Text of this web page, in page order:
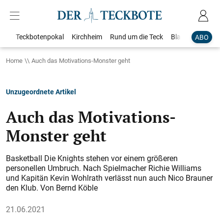
ABO
Teckbotenpokal Kirchheim Rund um die Teck Blaulicht
Home Auch das Motivations-Monster geht
Unzugeordnete Artikel
Auch das Motivations-
Monster geht
Basketball Die Knights stehen vor einem größeren
personellen Umbruch. Nach Spielmacher Richie Williams
und Kapitän Kevin Wohlrath verlässt nun auch Nico Brauner
den Klub. Von Bernd Köble
21.06.2021